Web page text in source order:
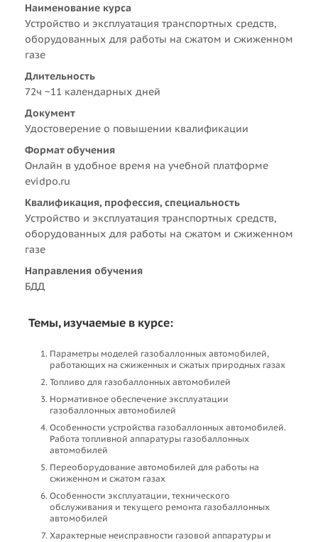
Наименование курса
Устройство и эксплуатация транспортных средств,
оборудованных для работы на сжатом и сжиженном
газе
Длительность
72ч ~11 календарных дней
Документ
Удостоверение о повышении квалификации
Формат обучения
Онлайн в удобное время на учебной платформе
evidpo.ru
Квалификация, профессия, специальность
Устройство и эксплуатация транспортных средств,
оборудованных для работы на сжатом и сжиженном
газе
Направления обучения
БДД
Темы, изучаемые в курсе:
Параметры моделей газобаллонных автомобилей,
работающих на сжиженных и сжатых природных газах
Топливо для газобаллонных автомобилей
Нормативное обеспечение эксплуатации
газобаллонных автомобилей
Особенности устройства газобаллонных автомобилей.
Работа топливной аппаратуры газобаллонных
автомобилей
Переоборудование автомобилей для работы на
сжиженном и сжатом газах
Особенности эксплуатации, технического
обслуживания и текущего ремонта газобаллонных
автомобилей
Характерные неисправности газовой аппаратуры и